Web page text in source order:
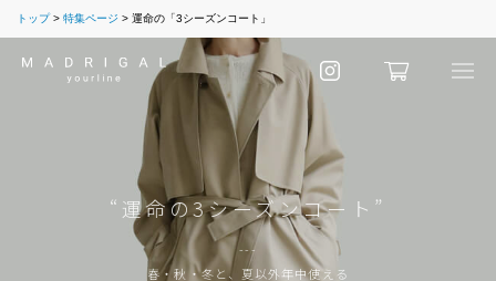
トップ 特集ページ 運命の「3シーズンコート」
“運命の3シーズンコート”
---
春・秋・冬と、夏以外年中使える